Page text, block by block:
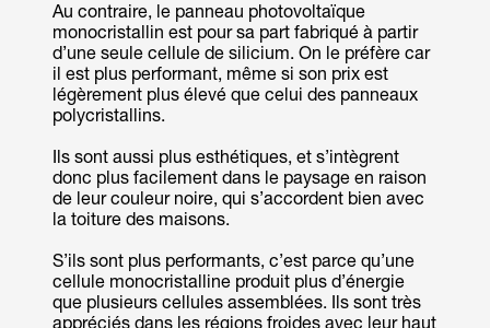
Au contraire, le panneau photovoltaïque
monocristallin est pour sa part fabriqué à partir
d’une seule cellule de silicium. On le préfère car
il est plus performant, même si son prix est
légèrement plus élevé que celui des panneaux
polycristallins.
Ils sont aussi plus esthétiques, et s’intègrent
donc plus facilement dans le paysage en raison
de leur couleur noire, qui s’accordent bien avec
la toiture des maisons.
S’ils sont plus performants, c’est parce qu’une
cellule monocristalline produit plus d’énergie
que plusieurs cellules assemblées. Ils sont très
appréciés dans les régions froides avec leur haut